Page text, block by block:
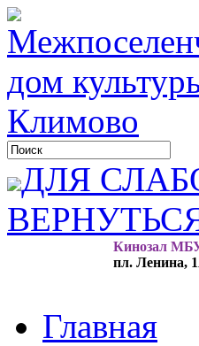
ДЛЯ
Кинозал
пл. Ленина,
Главная